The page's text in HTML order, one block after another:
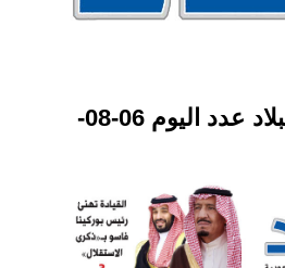
تحميل PDF البلاد عدد اليوم 06-08-